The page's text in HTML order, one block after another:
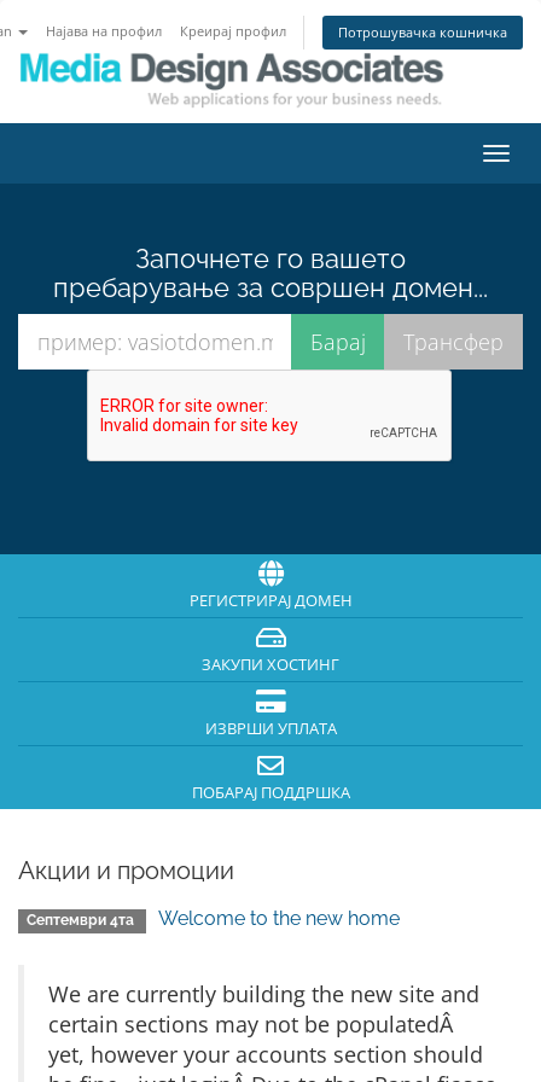
Најава на профил Креирај профил Потрошувачка кошничка
ја
Започнете го вашето
пребарување за совршен домен...
РЕГИСТРИРАЈ ДОМЕН
ЗАКУПИ ХОСТИНГ
ИЗВРШИ УПЛАТА
ПОБАРАЈ ПОДДРШКА
Акции и промоции
Септември 4та Welcome to the new home
We are currently building the new site and
certain sections may not be populatedÂ
yet, however your accounts section should